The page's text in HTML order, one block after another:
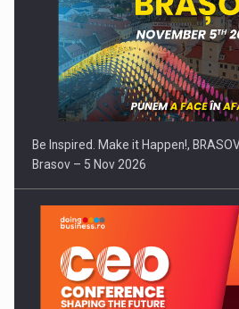
Be Inspired. Make it Happen!,
Brasov – 5 Nov 2026